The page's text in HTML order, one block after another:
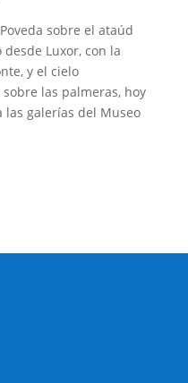
sobre el ataúd
Luxor, con la
y el cielo
las palmeras, hoy
galerías del Museo